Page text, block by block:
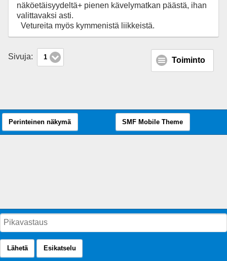
näköetäisyydeltä+ pienen kävelymatkan päästä, ihan
valittavaksi asti.
Vetureita myös kymmenistä liikkeistä.
Sivuja: 1 Toiminto
Lähetä Esikatselu
Perinteinen näkymä SMF Mobile Theme